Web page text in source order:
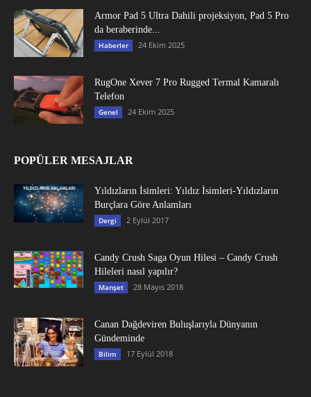
Armor Pad 5 Ultra Dahili projeksiyon, Pad 5 Pro
da beraberinde...
Haberler 24 Ekim 2025
RugOne Xever 7 Pro Rugged Termal Kamaralı
Telefon
Genel 24 Ekim 2025
POPÜLER MESAJLAR
Yıldızların İsimleri: Yıldız İsimleri-Yıldızların
Burçlara Göre Anlamları
Dergi 2 Eylül 2017
Candy Crush Saga Oyun Hilesi – Candy Crush
Hileleri nasıl yapılır?
Manşet 28 Mayıs 2018
Canan Dağdeviren Buluşlarıyla Dünyanın
Gündeminde
Bilim 17 Eylül 2018